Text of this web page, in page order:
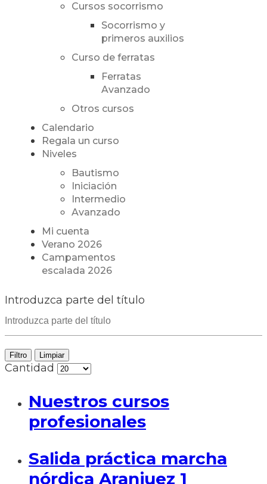
Cursos socorrismo
Socorrismo y
primeros auxilios
Curso de ferratas
Ferratas
Avanzado
Otros cursos
Calendario
Regala un curso
Niveles
Bautismo
Iniciación
Intermedio
Avanzado
Mi cuenta
Verano 2026
Campamentos
escalada 2026
Introduzca parte del título
Filtro Limpiar
Cantidad
Nuestros cursos
profesionales
Salida práctica marcha
nórdica Aranjuez 1